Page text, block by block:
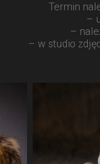
Termin
–
–
– w studio